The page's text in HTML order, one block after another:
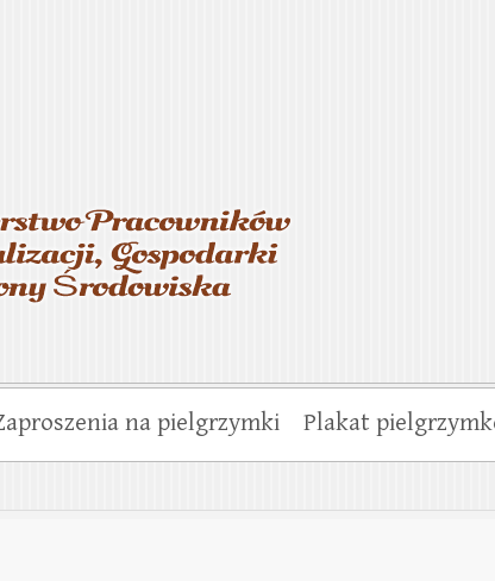
i Ochrony
na pielgrzymki Plakat